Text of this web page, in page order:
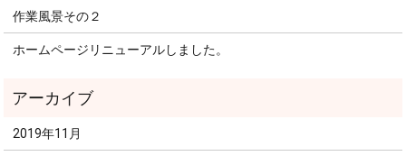
作業風景その２
ホームページリニューアルしました。
2019年11月